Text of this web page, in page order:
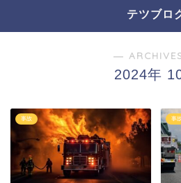
テツブロ
―
2024年
事故 事